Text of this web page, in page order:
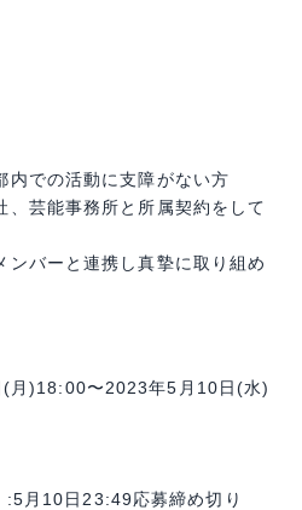
内での活動に支障がない方
、芸能事務所と所属契約をして
ンバーと連携し真摯に取り組め
月)18:00〜2023年5月10日(水)
:5月10日23:49応募締め切り